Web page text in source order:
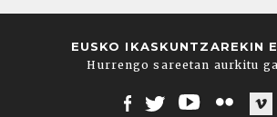
EUSKO IKASKUNTZAREKIN
Hurrengo sareetan aurkitu